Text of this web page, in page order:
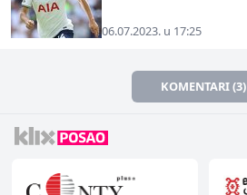
06.07.2023. u 17:25
KOMENTARI (3)